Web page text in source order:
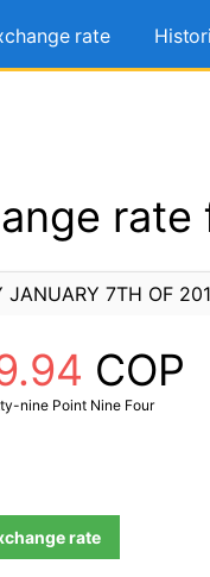
rate
JANUARY 7TH OF
COP
nine Point Nine Four
rate